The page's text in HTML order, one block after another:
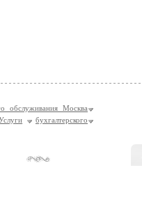
обслуживания Москва
бухгалтерского